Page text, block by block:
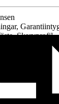
Skarvprofil